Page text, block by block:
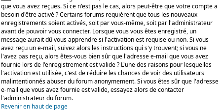
que vous avez reçues. Si ce n'est pas le cas, alors peut-être que votre compte a
besoin d'être activé ? Certains forums requièrent que tous les nouveaux
enregistrements soient activés, soit par vous-même, soit par l'administrateur
avant de pouvoir vous connecter. Lorsque vous vous êtes enregistré, un
message aurait dû vous apprendre si l'activation est requise ou non. Si vous
avez reçu un e-mail, suivez alors les instructions qui s'y trouvent; si vous ne
l'avez pas reçu, alors êtes-vous bien sûr que l'adresse e-mail que vous avez
fournie lors de l'enregistrement est valide ? L'une des raisons pour lesquelles
l'activation est utilisée, c'est de réduire les chances de voir des utilisateurs
malintentionnés abuser du forum anonymement. Si vous êtes sûr que l'adresse
e-mail que vous avez fournie est valide, essayez alors de contacter
l'administrateur du forum.
Revenir en haut de page